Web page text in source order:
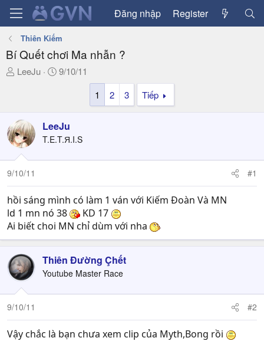
Đăng nhập Register
Thiên Kiếm
Bí Quết chơi Ma nhẫn ?
T
a
d
s
t
a
t
e
LeeJu
N
g
ử
i
9/10/11
1
2 3 Tiếp
LeeJu
T.E.T.Я.I.S
9/10/11 #1
hồi sáng mình có làm 1 ván với Kiếm Đoàn Và MN
ld 1 mn nó 38
KD 17
Ai biết choi MN chỉ dùm với nha
Thiên Đường Çhết
Youtube Master Race
9/10/11 #2
Vậy chắc là bạn chưa xem clip của Myth,Bong rồi